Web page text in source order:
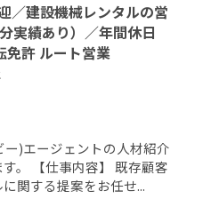
／建設機械レンタルの営
実績あり）／年間休日
免許 ルート営業
)エージェントの人材紹介
。 【仕事内容】 既存顧客
関する提案をお任せ...